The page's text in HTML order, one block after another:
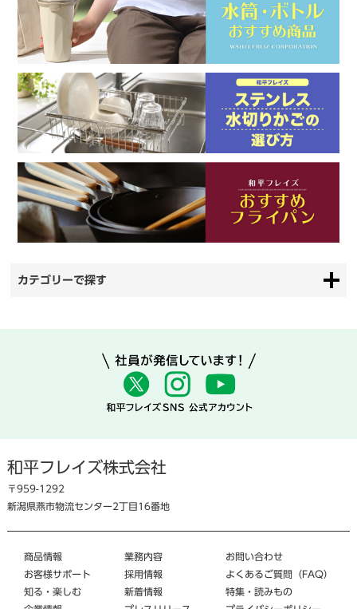
カテゴリーで探す
和平フレイズ株式会社
〒959-1292
新潟県燕市物流センター2丁目16番地
商品情報
お客様サポート
知る・楽しむ
業務内容
採用情報
新着情報
お問い合わせ
よくあるご質問（FAQ）
特集・読みもの